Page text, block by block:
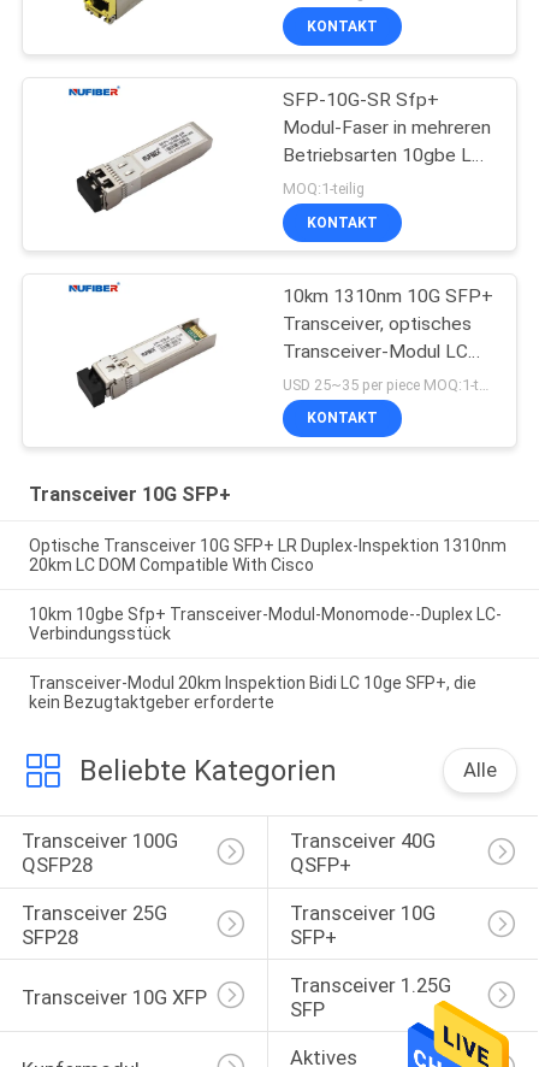
KONTAKT
SFP-10G-SR Sfp+
Modul-Faser in mehreren
Betriebsarten 10gbe Lc
300m 850nm
MOQ:1-teilig
KONTAKT
10km 1310nm 10G SFP+
Transceiver, optisches
Transceiver-Modul LC
DDM
KONTAKT
Transceiver 10G SFP+
Optische Transceiver 10G SFP+ LR Duplex-Inspektion 1310nm
20km LC DOM Compatible With Cisco
10km 10gbe Sfp+ Transceiver-Modul-Monomode--Duplex LC-
Verbindungsstück
Transceiver-Modul 20km Inspektion Bidi LC 10ge SFP+, die
kein Bezugtaktgeber erforderte
Beliebte Kategorien Alle
Transceiver 100G
QSFP28
Transceiver 40G
QSFP+
Transceiver 25G
SFP28
Transceiver 10G
SFP+
Transceiver 10G XFP
Transceiver 1.25G
SFP
Aktives